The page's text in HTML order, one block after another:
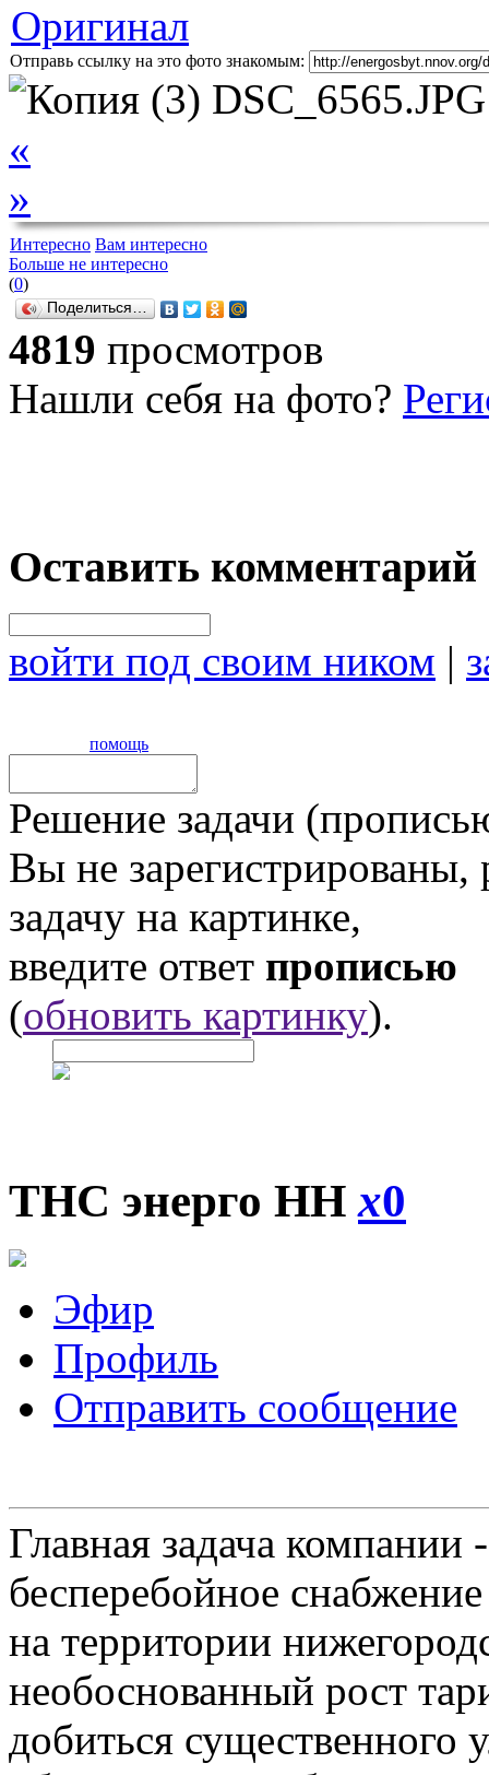
Оригинал
Отправь ссылку на это фото знакомым:
«
»
Интересно Вам интересно
Больше не интересно
(0)
Поделиться…
4819 просмотров
Нашли себя на фото?
Оставить комментарий
войти под своим ником |
помощь
Решение задачи
Вы не
задачу на картинке,
введите ответ прописью
(обновить картинку).
ТНС энерго ННx0
Эфир
Профиль
Отправить сообщение
Главная задача
бесперебойное
на территории
необоснованный рост
добиться существенного